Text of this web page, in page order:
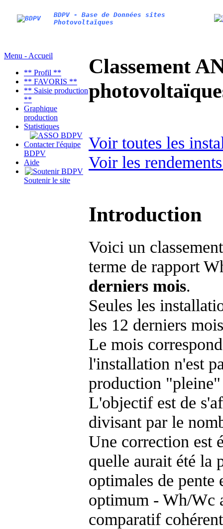
BDPV - Base de Données sites
Photovoltaïques
Menu - Accueil
** Profil **
** FAVORIS **
** Saisie production
**
Graphique
production
Statistiques
Contacter l'équipe
BDPV
Aide
Soutenir le site
Classement
Voir toutes les
Voir les
Introduction
Voici un
terme de rapport
derniers mois.
Seules les
les 12 derniers
Le mois
l'installation n'est
production "pleine"
L'objectif est de
divisant par le
Une correction est
quelle aurait été la
optimales de
optimum - Wh/Wc
comparatif